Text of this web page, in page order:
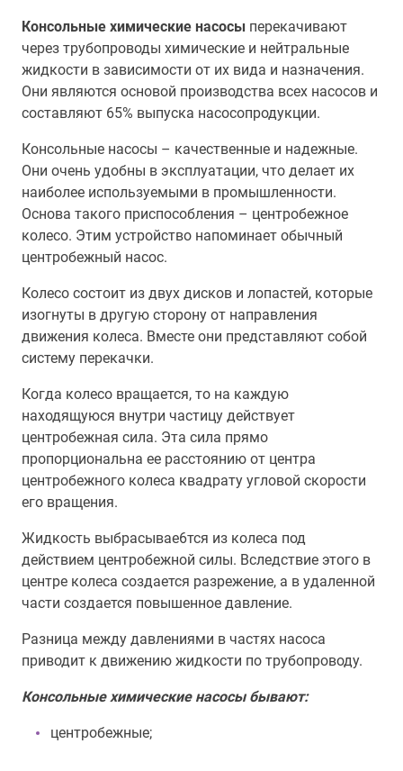
Консольные химические насосы перекачивают
через трубопроводы химические и нейтральные
жидкости в зависимости от их вида и назначения.
Они являются основой производства всех насосов и
составляют 65% выпуска насосопродукции.
Консольные насосы – качественные и надежные.
Они очень удобны в эксплуатации, что делает их
наиболее используемыми в промышленности.
Основа такого приспособления – центробежное
колесо. Этим устройство напоминает обычный
центробежный насос.
Колесо состоит из двух дисков и лопастей, которые
изогнуты в другую сторону от направления
движения колеса. Вместе они представляют собой
систему перекачки.
Когда колесо вращается, то на каждую
находящуюся внутри частицу действует
центробежная сила. Эта сила прямо
пропорциональна ее расстоянию от центра
центробежного колеса квадрату угловой скорости
его вращения.
Жидкость выбрасывае6тся из колеса под
действием центробежной силы. Вследствие этого в
центре колеса создается разрежение, а в удаленной
части создается повышенное давление.
Разница между давлениями в частях насоса
приводит к движению жидкости по трубопроводу.
Консольные химические насосы бывают:
центробежные;